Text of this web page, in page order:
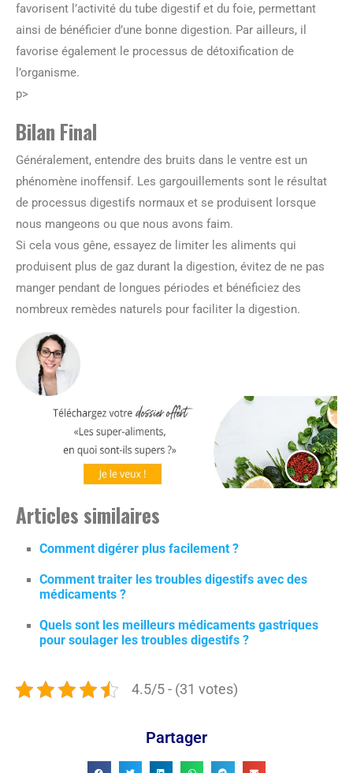
favorisent l’activité du tube digestif et du foie, permettant
ainsi de bénéficier d’une bonne digestion. Par ailleurs, il
favorise également le processus de détoxification de
l’organisme.
p>
Bilan Final
Généralement, entendre des bruits dans le ventre est un
phénomène inoffensif. Les gargouillements sont le résultat
de processus digestifs normaux et se produisent lorsque
nous mangeons ou que nous avons faim.
Si cela vous gêne, essayez de limiter les aliments qui
produisent plus de gaz durant la digestion, évitez de ne pas
manger pendant de longues périodes et bénéficiez des
nombreux remèdes naturels pour faciliter la digestion.
Articles similaires
Comment digérer plus facilement ?
Comment traiter les troubles digestifs avec des
médicaments ?
Quels sont les meilleurs médicaments gastriques
pour soulager les troubles digestifs ?
4.5/5 - (31 votes)
Partager